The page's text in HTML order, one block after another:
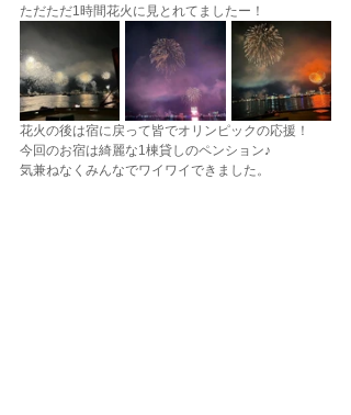
ただただ1時間花火に見とれてましたー！
花火の後は宿に戻って皆でオリンピックの応援！
今回のお宿は綺麗な1棟貸しのペンション♪
気兼ねなくみんなでワイワイできました。